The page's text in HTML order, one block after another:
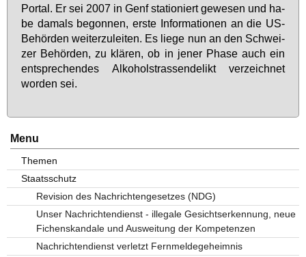
Por­tal. Er sei 2007 in Genf sta­tio­niert ge­we­sen und ha­
be da­mals be­gon­nen, ers­te In­for­ma­tio­nen an die US-
Be­hör­den wei­ter­zu­lei­ten. Es lie­ge nun an den Schwei­
zer Be­hör­den, zu klä­ren, ob in je­ner Pha­se auch ein
ent­spre­chen­des Al­ko­hol­stras­sen­de­likt ver­zeich­net
wor­den sei.
Menu
Themen
Staatsschutz
Revision des Nachrichtengesetzes (NDG)
Unser Nachrichtendienst - illegale Gesichtserkennung, neue
Fichenskandale und Ausweitung der Kompetenzen
Nachrichtendienst verletzt Fernmeldegeheimnis